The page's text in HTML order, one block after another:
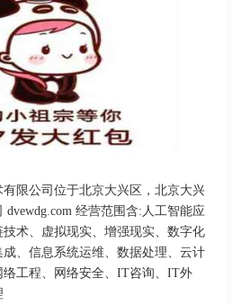
限公司位于北京大兴区，北京大兴
dvewdg.com 经营范围含:人工智能应
术、虚拟现实、增强现实、数字化
、信息系统运维、数据处理、云计
工程、网络安全、IT咨询、IT外